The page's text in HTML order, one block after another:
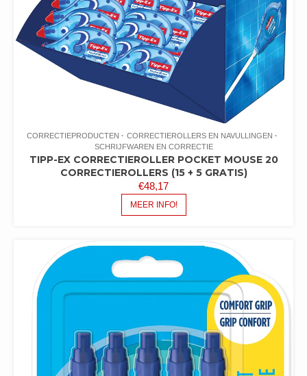
CORRECTIEPRODUCTEN
CORRECTIEROLLERS EN NAVULLINGEN
SCHRIJFWAREN EN CORRECTIE
TIPP-EX CORRECTIEROLLER POCKET MOUSE 20
CORRECTIEROLLERS (15 + 5 GRATIS)
€48,17
MEER INFO!